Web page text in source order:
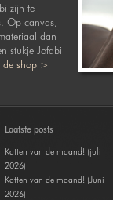
zijn te
Op canvas,
dan
stukje Jofabi
de shop >
Laatste posts
Katten van de maand! (juli
2026)
Katten van de maand! (Juni
2026)